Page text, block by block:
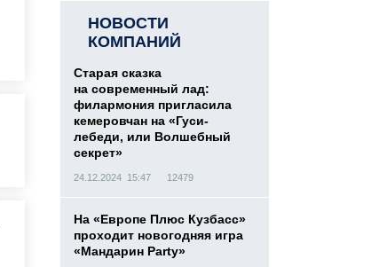
НОВОСТИ
КОМПАНИЙ
Старая сказка
на современный лад:
филармония пригласила
кемеровчан на «Гуси-
лебеди, или Волшебный
секрет»
24.12.2024 15:47 12479
На «Европе Плюс Кузбасс»
проходит новогодняя игра
«Мандарин Party»